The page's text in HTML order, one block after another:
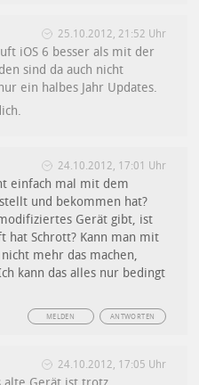
25.10.2012, 21:52 Uhr
iOS 6 besser als mit der
sind da auch nicht
ein halbes Jahr Updates.
24.10.2012, 17:01 Uhr
einfach mal mit dem
und bekommen hat?
Gerät gibt, ist
hat Schrott? Kann man mit
mehr das machen,
kann das alles nur bedingt
ANTWORTEN
MELDEN
24.10.2012, 17:05 Uhr